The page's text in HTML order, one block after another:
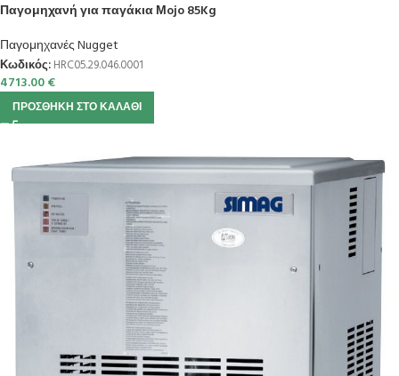
Παγομηχανή για παγάκια Μojo 85Kg
Παγομηχανές Nugget
Κωδικός: HRC05.29.046.0001
4713.00€
ΠΡΟΣΘΉΚΗ ΣΤΟ ΚΑΛΆΘΙ